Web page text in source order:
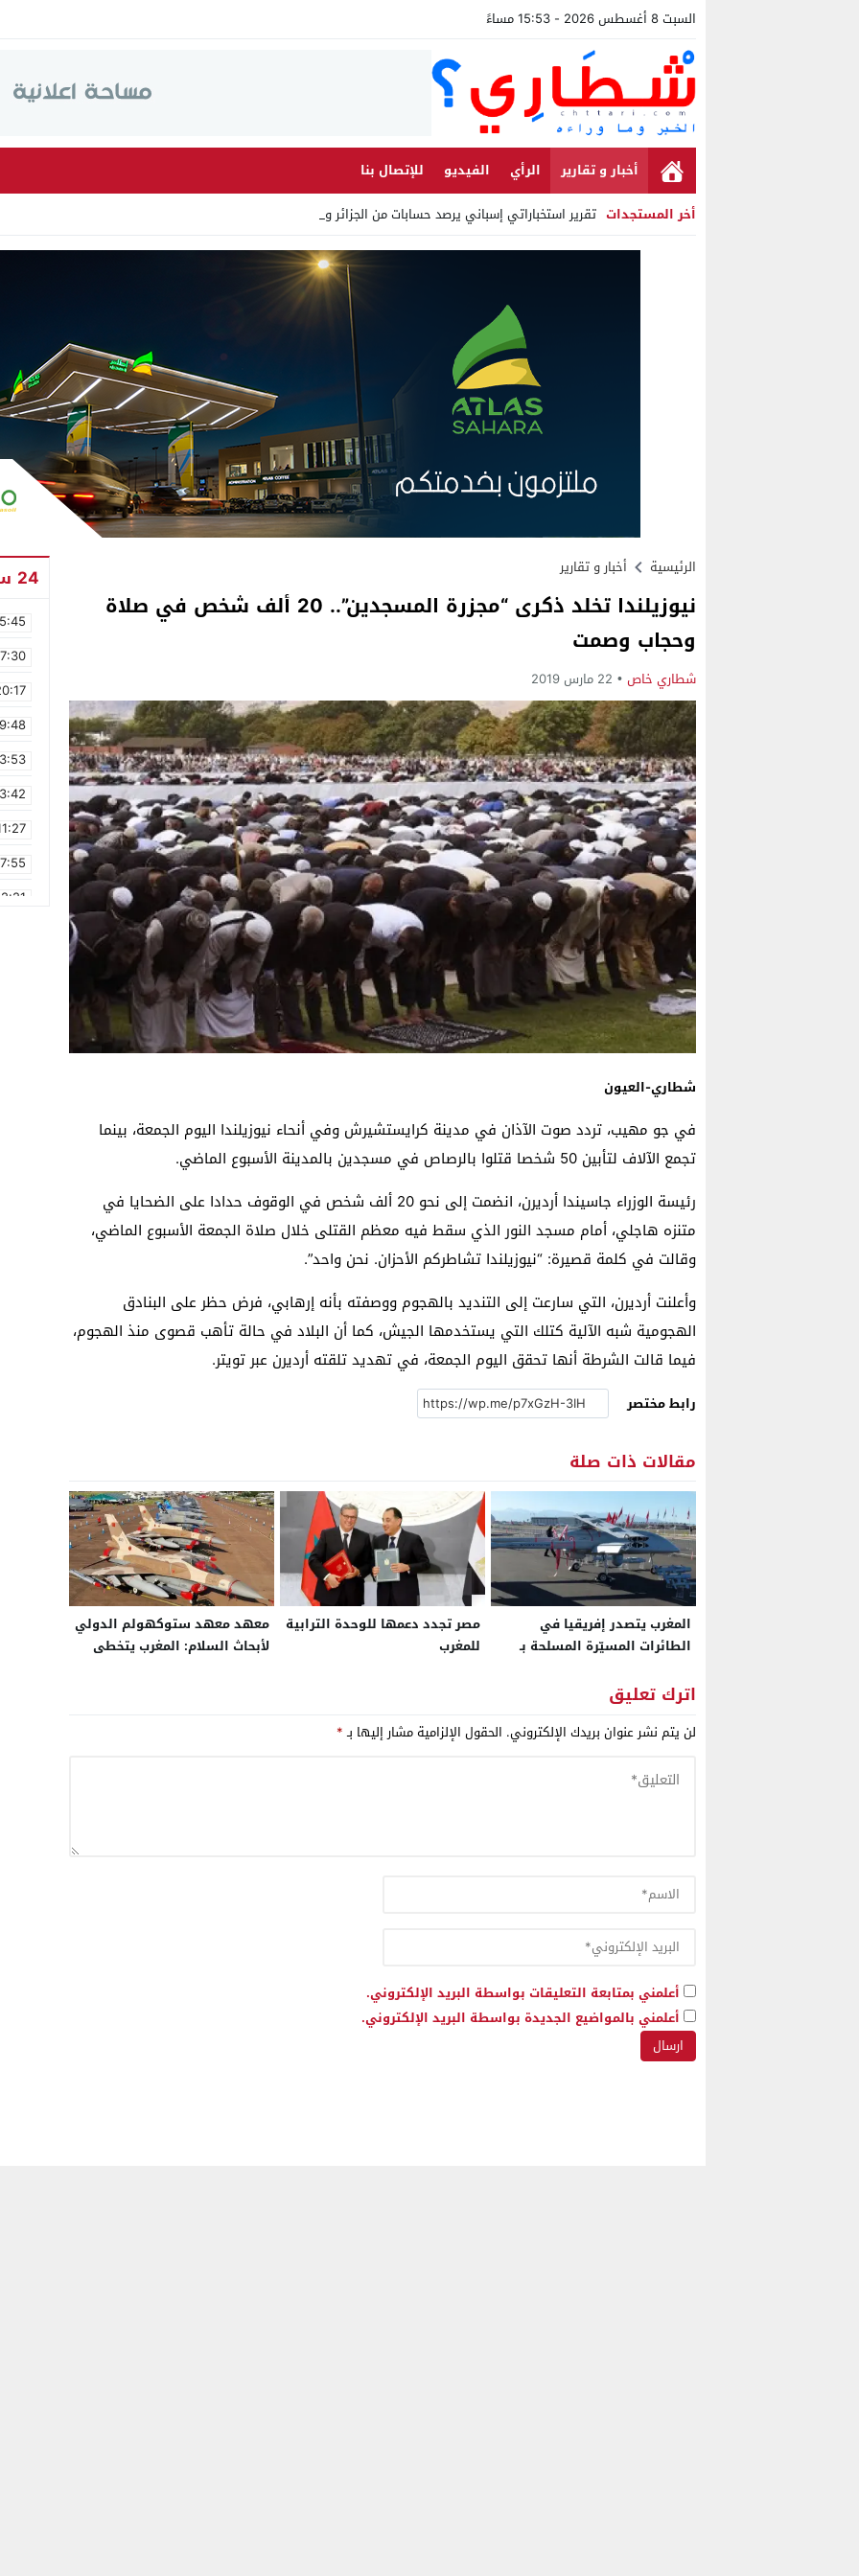
السبت 8 أغسطس 2026 - 15:53 مساءً
أخبار و تقارير الرأي الفيديو
للإتصال بنا
أخر المستجدات تقرير استخباراتي إسباني يرصد حسابات من الجزائر وأرقاما بـ”_
Stop
الرئيسية أخبار و تقارير
نيوزيلندا تخلد ذكرى “مجزرة المسجدين”.. 20 ألف شخص في صلاة
وحجاب وصمت
شطاري خاص 22 مارس 2019
شطاري-العيون
في جو مهيب، تردد صوت الآذان في مدينة كرايستشيرش وفي أنحاء نيوزيلندا اليوم الجمعة، بينما
تجمع الآلاف لتأبين 50 شخصا قتلوا بالرصاص في مسجدين بالمدينة الأسبوع الماضي.
رئيسة الوزراء جاسيندا أرديرن، انضمت إلى نحو 20 ألف شخص في الوقوف حدادا على الضحايا في
متنزه هاجلي، أمام مسجد النور الذي سقط فيه معظم القتلى خلال صلاة الجمعة الأسبوع الماضي،
وقالت في كلمة قصيرة: “نيوزيلندا تشاطركم الأحزان. نحن واحد”.
وأعلنت أرديرن، التي سارعت إلى التنديد بالهجوم ووصفته بأنه إرهابي، فرض حظر على البنادق
الهجومية شبه الآلية كتلك التي يستخدمها الجيش، كما أن البلاد في حالة تأهب قصوى منذ الهجوم،
فيما قالت الشرطة أنها تحقق اليوم الجمعة، في تهديد تلقته أرديرن عبر تويتر.
رابط مختصر
مقالات ذات صلة
المغرب يتصدر إفريقيا في
الطائرات المسيّرة المسلحة بـ
الجزائر ومصر في فئة “النخبة
العسكرية”
مصر تجدد دعمها للوحدة الترابية
للمغرب
معهد معهد ستوكهولم الدولي
لأبحاث السلام: المغرب يتخطى
اترك تعليق
لن يتم نشر عنوان بريدك الإلكتروني. الحقول الإلزامية مشار إليها بـ*
أعلمني بمتابعة التعليقات بواسطة البريد الإلكتروني.
أعلمني بالمواضيع الجديدة بواسطة البريد الإلكتروني.
24 ساعة